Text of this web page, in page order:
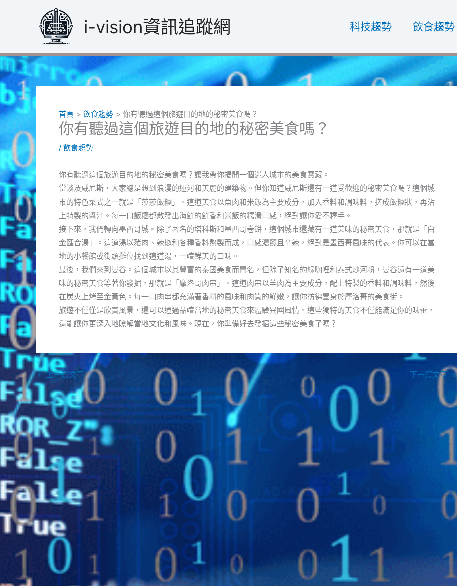
內
容
i-vision資訊追蹤網 科技趨勢 飲食趨勢
首頁 飲食趨勢 你有聽過這個旅遊目的地的秘密美食嗎？
你有聽過這個旅遊目的地的秘密美食嗎？
/ 飲食趨勢
你有聽過這個旅遊目的地的秘密美食嗎？讓我帶你揭開一個迷人城市的美食寶藏。
當談及威尼斯，大家總是想到浪漫的運河和美麗的建築物。但你知道威尼斯還有一道受歡迎的秘密美食嗎？這個城
市的特色菜式之一就是「莎莎飯糰」。這道美食以魚肉和米飯為主要成分，加入香料和調味料，搓成飯糰狀，再沾
上特製的醬汁。每一口飯糰都散發出海鮮的鮮香和米飯的糯滑口感，絕對讓你愛不釋手。
接下來，我們轉向墨西哥城。除了著名的塔科斯和墨西哥卷餅，這個城市還藏有一道美味的秘密美食，那就是「白
金匯合湯」。這道湯以豬肉、辣椒和各種香料熬製而成，口感濃鬱且辛辣，絕對是墨西哥風味的代表。你可以在當
地的小餐館或街頭攤位找到這道湯，一嚐鮮美的口味。
最後，我們來到曼谷。這個城市以其豐富的泰國美食而聞名，但除了知名的綠咖哩和泰式炒河粉，曼谷還有一道美
味的秘密美食等著你發掘，那就是「摩洛哥肉串」。這道肉串以羊肉為主要成分，配上特製的香料和調味料，然後
在炭火上烤至金黃色。每一口肉串都充滿著香料的風味和肉質的鮮嫩，讓你彷彿置身於摩洛哥的美食街。
旅遊不僅僅是欣賞風景，還可以通過品嚐當地的秘密美食來體驗異國風情。這些獨特的美食不僅能滿足你的味蕾，
還能讓你更深入地瞭解當地文化和風味。現在，你準備好去發掘這些秘密美食了嗎？
←上一篇文章 下一篇文章 →